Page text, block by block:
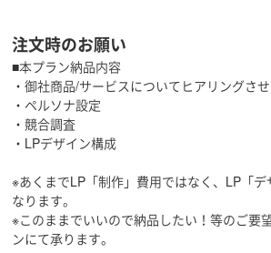
ジャーに昇格しております。
翌年、新設されたグループ会社に転籍。
の各地方拠点立ち上げに従事。
新拠点の業績管理、顧客管理、営業やア
用・教育等、当初は一人で全て行ってお
各拠点の業績を軌道に乗せ、責任者の育
その後2013年4月より10年間、同社取締
会社・部門経営をしながらサービス改
従事させて頂きました。
注文時のお願い
■本プラン納品内容
・御社商品/サービスについてヒアリングさせ
・ペルソナ設定
・競合調査
・LPデザイン構成
※あくまでLP「制作」費用ではなく、LP「デ
なります。
※このままでいいので納品したい！等のご要
ンにて承ります。